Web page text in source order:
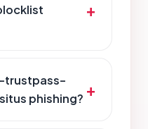
trustpass-
phishing?